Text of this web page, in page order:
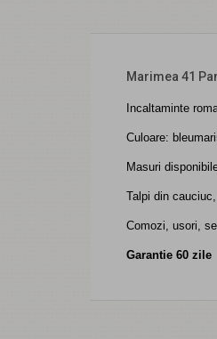
Marimea 41
Incaltaminte
Culoare:
Masuri
Talpi din
Comozi, usori,
Garantie 60 zile